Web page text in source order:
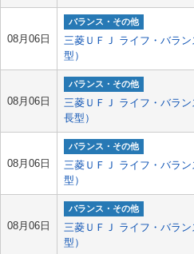
08月06日
バランス・その他
三菱ＵＦＪ ライフ・バラ
型）
08月06日
バランス・その他
三菱ＵＦＪ ライフ・バラ
長型）
08月06日
バランス・その他
三菱ＵＦＪ ライフ・バラ
型）
08月06日
バランス・その他
三菱ＵＦＪ ライフ・バラ
型）